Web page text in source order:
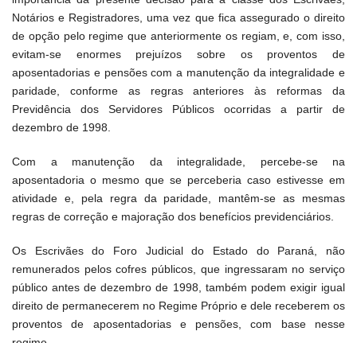
Notários e Registradores, uma vez que fica assegurado o direito
de opção pelo regime que anteriormente os regiam, e, com isso,
evitam-se enormes prejuízos sobre os proventos de
aposentadorias e pensões com a manutenção da integralidade e
paridade, conforme as regras anteriores às reformas da
Previdência dos Servidores Públicos ocorridas a partir de
dezembro de 1998.
Com a manutenção da integralidade, percebe-se na
aposentadoria o mesmo que se perceberia caso estivesse em
atividade e, pela regra da paridade, mantêm-se as mesmas
regras de correção e majoração dos benefícios previdenciários.
Os Escrivães do Foro Judicial do Estado do Paraná, não
remunerados pelos cofres públicos, que ingressaram no serviço
público antes de dezembro de 1998, também podem exigir igual
direito de permanecerem no Regime Próprio e dele receberem os
proventos de aposentadorias e pensões, com base nesse